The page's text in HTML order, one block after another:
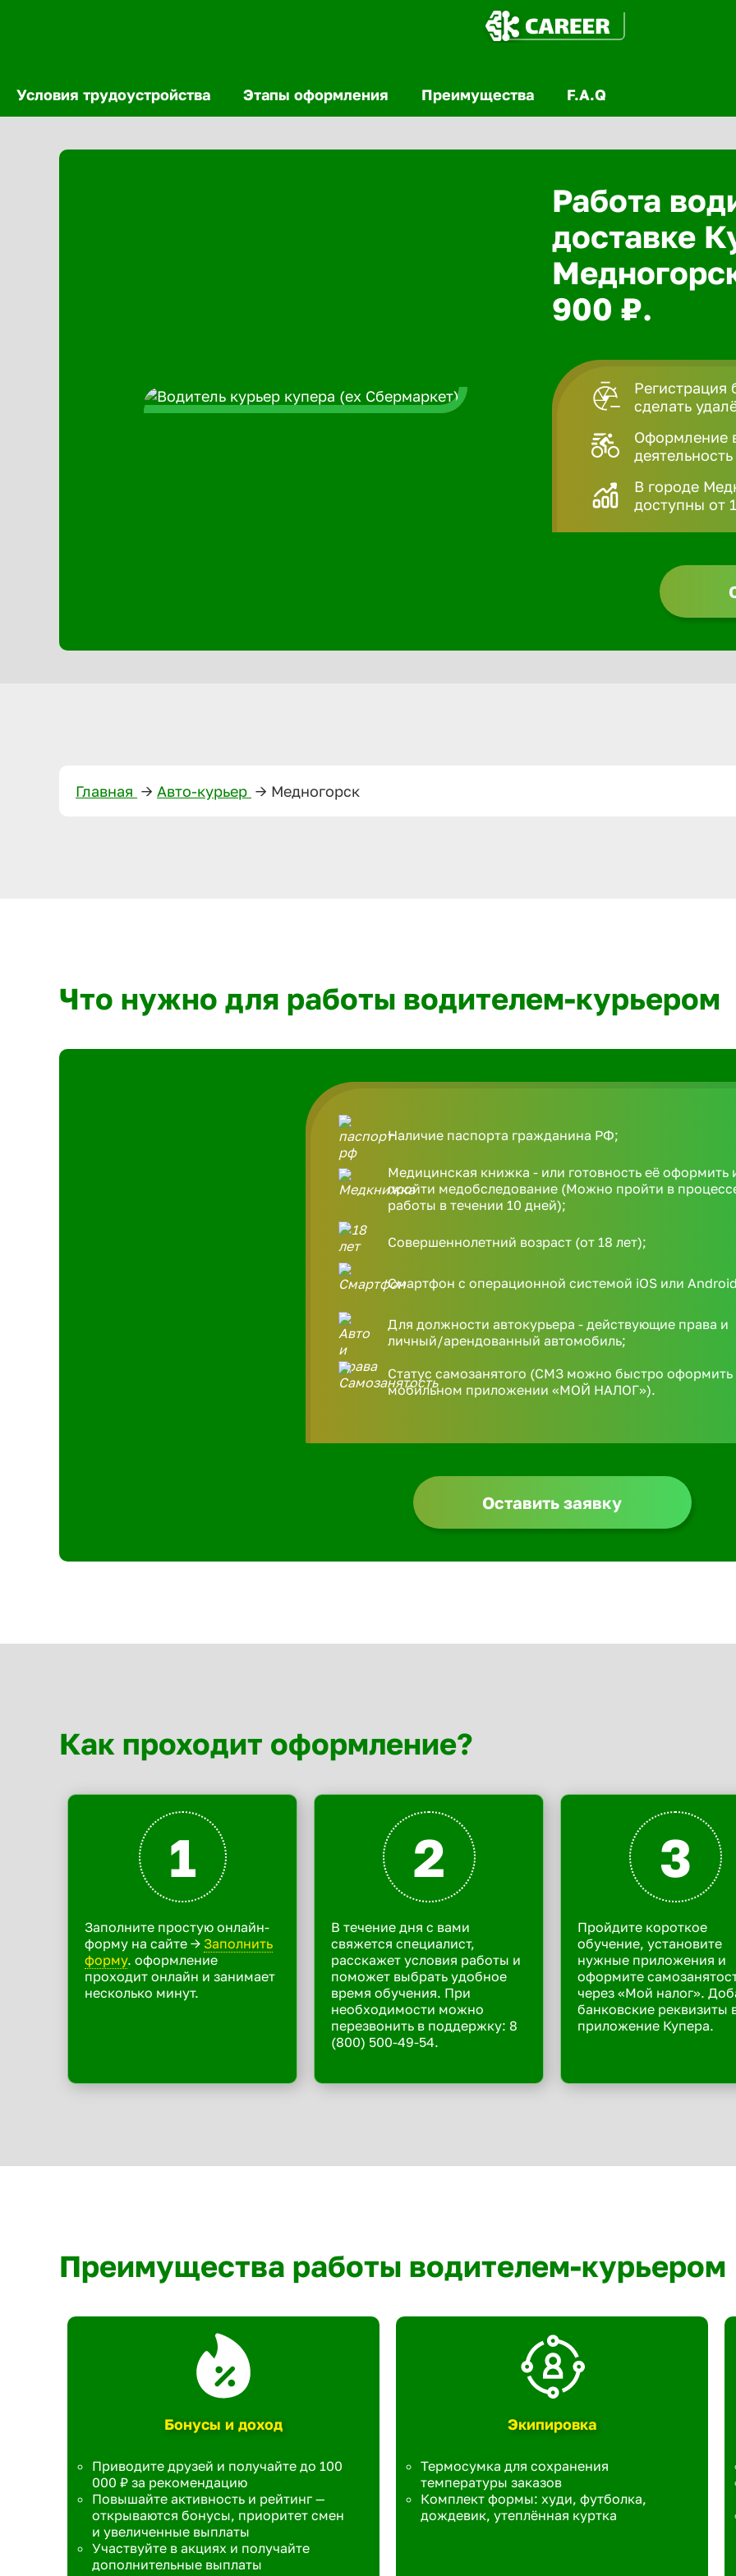
Условия трудоустройства Этапы оформления Преимущества F.A.Q
Работа
доставке
900 ₽.
Регистрация
сделать
Оформление
В городе
доступны от
Главная —> Авто-курьер —> Медногорск
Что нужно для работы водителем-курьером
Наличие паспорта гражданина РФ;
Медицинская книжка - или готовность её оформить
пройти медобследование (Можно пройти в
работы в течении 10 дней);
Совершеннолетний возраст (от 18 лет);
Смартфон с операционной системой iOS или
Для должности автокурьера - действующие права и
личный/арендованный автомобиль;
Статус самозанятого (СМЗ можно быстро оформить
мобильном приложении «МОЙ НАЛОГ»).
Оставить заявку
Как проходит оформление?
1
Заполните простую онлайн-
форму на сайте -> Заполнить
форму. оформление
проходит онлайн и занимает
несколько минут.
2
В течение дня с вами
свяжется специалист,
расскажет условия работы и
поможет выбрать удобное
время обучения. При
необходимости можно
перезвонить в поддержку: 8
(800) 500-49-54.
3
Пройдите короткое
обучение, установите
нужные приложения и
оформите
через «Мой налог».
банковские реквизиты
приложение Купера.
Преимущества работы водителем-курьером
Бонусы и доход
Приводите друзей и получайте до 100
000 ₽ за рекомендацию
Повышайте активность и рейтинг —
открываются бонусы, приоритет смен
и увеличенные выплаты
Участвуйте в акциях и получайте
дополнительные выплаты
Экипировка
Термосумка для сохранения
температуры заказов
Комплект формы: худи, футболка,
дождевик, утеплённая куртка